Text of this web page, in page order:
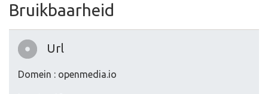
Bruikbaarheid
Url
Domein : openmedia.io